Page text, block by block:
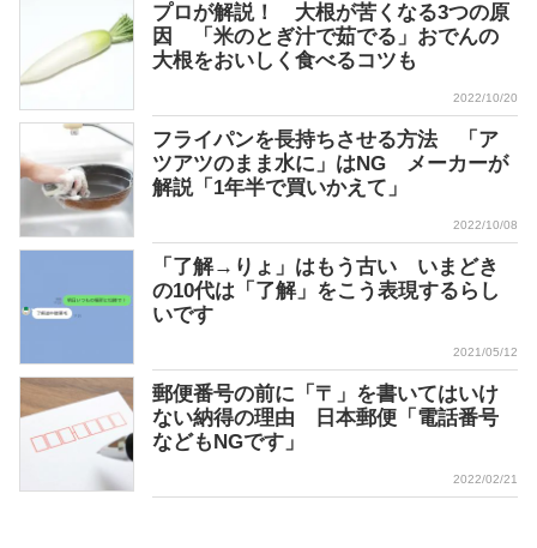
プロが解説！ 大根が苦くなる3つの原
因 「米のとぎ汁で茹でる」おでんの
大根をおいしく食べるコツも
2022/10/20
フライパンを長持ちさせる方法 「ア
ツアツのまま水に」はNG メーカーが
解説「1年半で買いかえて」
2022/10/08
「了解→りょ」はもう古い いまどき
の10代は「了解」をこう表現するらし
いです
2021/05/12
郵便番号の前に「〒」を書いてはいけ
ない納得の理由 日本郵便「電話番号
などもNGです」
2022/02/21